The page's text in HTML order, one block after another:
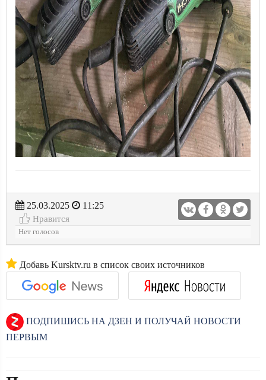
25.03.2025
11:25
Нравится
Нет голосов
Добавь Kursktv.ru в список своих источников
ПОДПИШИСЬ НА ДЗЕН И ПОЛУЧАЙ НОВОСТИ
ПЕРВЫМ